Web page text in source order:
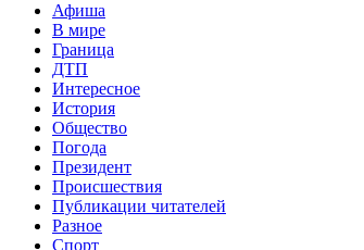
Афиша
В мире
Граница
ДТП
Интересное
История
Общество
Погода
Президент
Происшествия
Публикации читателей
Разное
Спорт